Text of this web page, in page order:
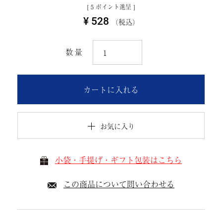
[ 5 ポイント進呈 ]
¥ 528 税込
お気に入り
カートに入れる
小袋・手提げ・ギフト包装はこちら
この商品について問い合わせる